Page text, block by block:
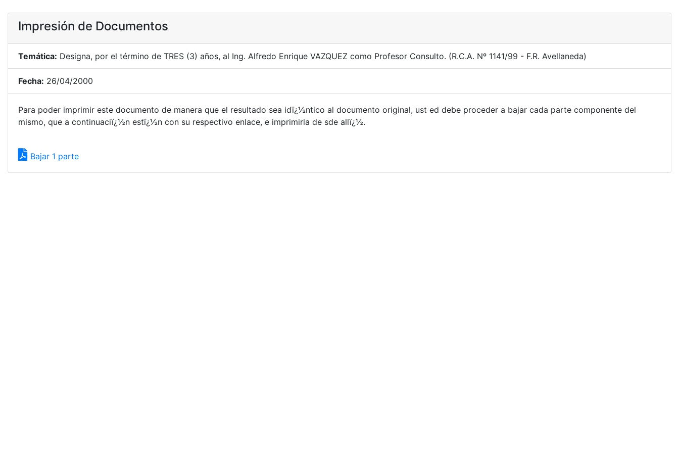
Impresión de Documentos
Temática: Designa, por el término de TRES (3) años, al Ing. Alfredo Enrique VAZQUEZ como Profesor Consulto. (R.C.A. Nº 1141/99 - F.R. Avellaneda)
Fecha: 26/04/2000
Para poder imprimir este documento de manera que el resultado sea idï¿½ntico al documento original, ust ed debe proceder a bajar cada parte componente del
mismo, que a continuaciï¿½n estï¿½n con su respectivo enlace, e imprimirla de sde allï¿½.
Bajar 1 parte